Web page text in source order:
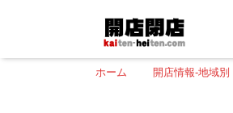
ホーム 開店情報-地域別